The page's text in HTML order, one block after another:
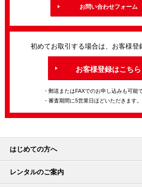
お問い合わせフォーム
初めてお取引する場合は、お客様登
お客様登録はこちら
・郵送またはFAXでのお申し込みも可能
・審査期間に5営業日ほどいただきます。
はじめての方へ
レンタルのご案内